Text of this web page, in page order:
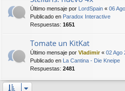
Último mensaje por LordSpain « 06
Publicado en Paradox Interactive
Respuestas: 1651
Tomate un KitKat
Último mensaje por Vladimir« 02 Ago
Publicado en La Cantina - Die Kneipe
Respuestas: 2481